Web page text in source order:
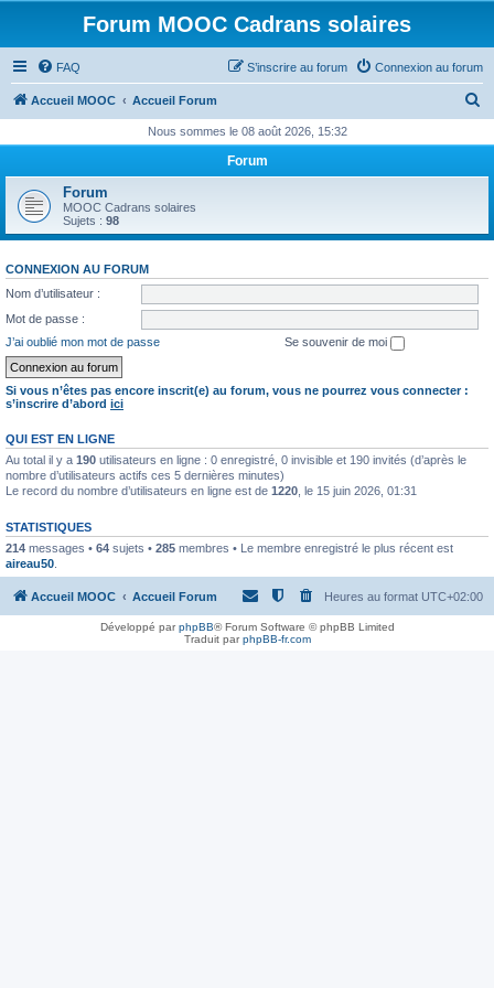
Forum MOOC Cadrans solaires
FAQ Connexion au forum
S’inscrire au forum
Accueil MOOC Accueil Forum
h
r
Nous sommes le 08 août 2026, 15:32
Forum
Forum
MOOC Cadrans solaires
Sujets : 98
CONNEXION AU FORUM
Nom d’utilisateur :
Mot de passe :
J’ai oublié mon mot de passe
Se souvenir de moi
Si vous n’êtes pas encore inscrit(e) au forum, vous ne pourrez vous connecter :
s’inscrire d’abord ici
QUI EST EN LIGNE
Au total il y a 190 utilisateurs en ligne : 0 enregistré, 0 invisible et 190 invités (d’après le
nombre d’utilisateurs actifs ces 5 dernières minutes)
Le record du nombre d’utilisateurs en ligne est de 1220 , le 15 juin 2026, 01:31
STATISTIQUES
214 messages • 64 sujets • 285 membres • Le membre enregistré le plus récent est
aireau50
Accueil MOOC Accueil Forum Heures au format UTC+02:00
Développé parphpBB® Forum Software © phpBB Limited
Traduit parphpBB-fr.com